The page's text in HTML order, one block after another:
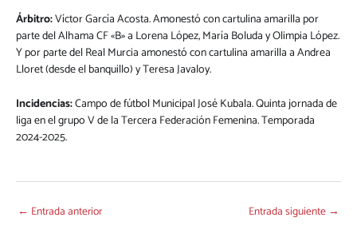
Árbitro:Víctor García Acosta. Amonestó con cartulina amarilla por
parte del Alhama CF «B» a Lorena López, María Boluda y Olimpia López.
Y por parte del Real Murcia amonestó con cartulina amarilla a Andrea
Lloret (desde el banquillo) y Teresa Javaloy.
Incidencias:Campo de fútbol Municipal José Kubala. Quinta jornada de
liga en el grupo V de la Tercera Federación Femenina. Temporada
2024-2025.
← Entrada anterior Entrada siguiente →